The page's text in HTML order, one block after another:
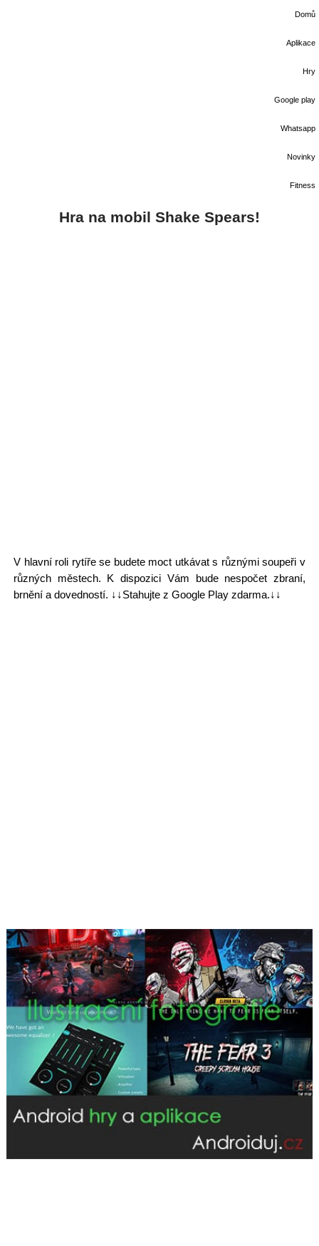
Domů
Aplikace
Hry
Google play
Whatsapp
Novinky
Fitness
Hra na mobil Shake Spears!
V hlavní roli rytíře se budete moct utkávat s různými soupeři v
různých městech. K dispozici Vám bude nespočet zbraní,
brnění a dovedností. ↓↓Stahujte z Google Play zdarma.↓↓